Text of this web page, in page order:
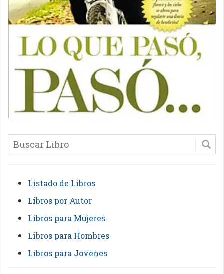
Listado de Libros
Libros por Autor
Libros para Mujeres
Libros para Hombres
Libros para Jovenes